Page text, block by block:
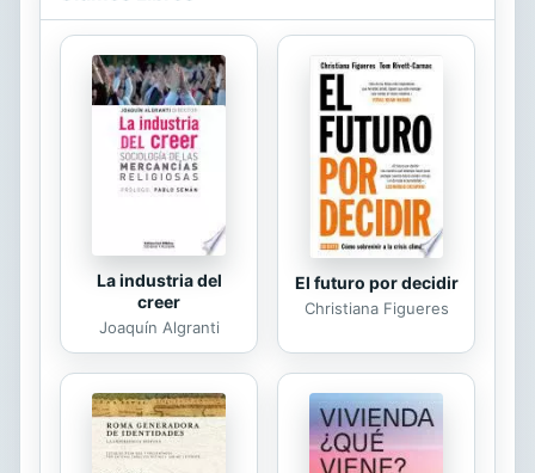
copyright on the body of the work.
Scholars believe, and we concur,
that this work is important enough to
be preserved, reproduced, and made
generally available to the public. To
ensure a quality reading experience,
this work has been proofread and...
La industria del
creer
Joaquín Algranti
El futuro por decidir
Christiana Figueres